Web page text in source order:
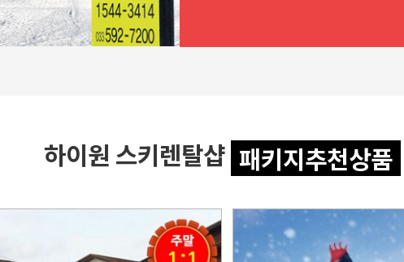
하이원 스키렌탈샵 패키지추천상품